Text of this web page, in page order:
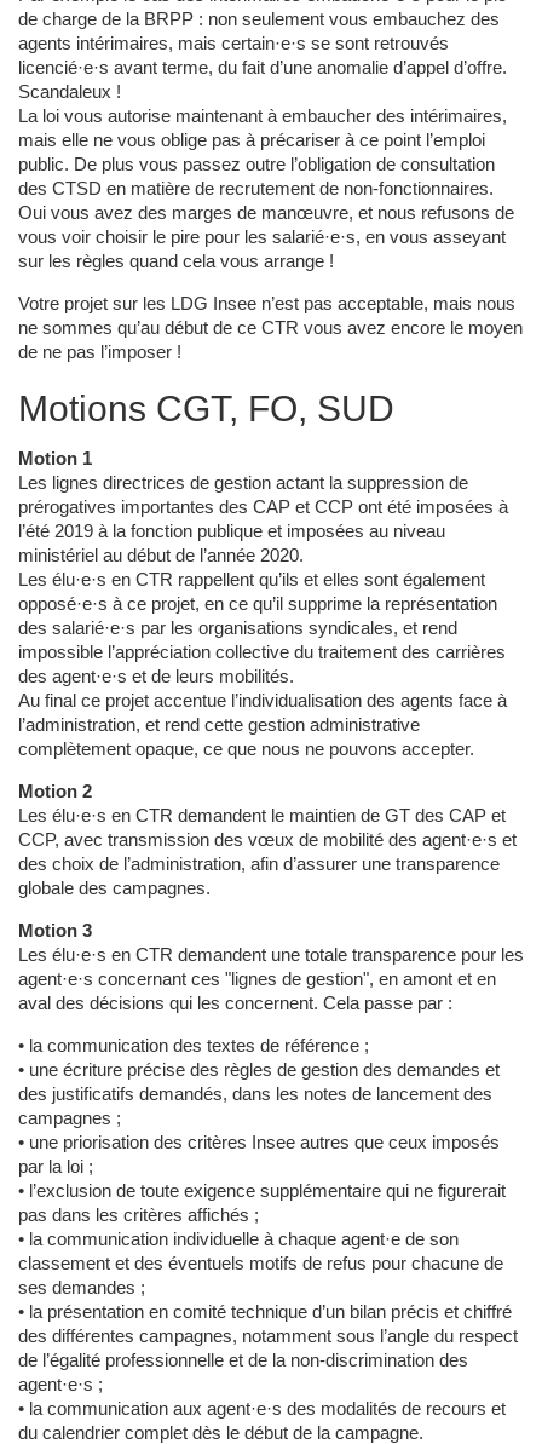
de charge de la BRPP : non seulement vous embauchez des
agents intérimaires, mais certain·e·s se sont retrouvés
licencié·e·s avant terme, du fait d’une anomalie d’appel d’offre.
Scandaleux !
La loi vous autorise maintenant à embaucher des intérimaires,
mais elle ne vous oblige pas à précariser à ce point l’emploi
public. De plus vous passez outre l’obligation de consultation
des CTSD en matière de recrutement de non-fonctionnaires.
Oui vous avez des marges de manœuvre, et nous refusons de
vous voir choisir le pire pour les salarié·e·s, en vous asseyant
sur les règles quand cela vous arrange !
Votre projet sur les LDG Insee n’est pas acceptable, mais nous
ne sommes qu’au début de ce CTR vous avez encore le moyen
de ne pas l’imposer !
Motions CGT, FO, SUD
Motion 1
Les lignes directrices de gestion actant la suppression de
prérogatives importantes des CAP et CCP ont été imposées à
l’été 2019 à la fonction publique et imposées au niveau
ministériel au début de l’année 2020.
Les élu·e·s en CTR rappellent qu’ils et elles sont également
opposé·e·s à ce projet, en ce qu’il supprime la représentation
des salarié·e·s par les organisations syndicales, et rend
impossible l’appréciation collective du traitement des carrières
des agent·e·s et de leurs mobilités.
Au final ce projet accentue l’individualisation des agents face à
l’administration, et rend cette gestion administrative
complètement opaque, ce que nous ne pouvons accepter.
Motion 2
Les élu·e·s en CTR demandent le maintien de GT des CAP et
CCP, avec transmission des vœux de mobilité des agent·e·s et
des choix de l’administration, afin d’assurer une transparence
globale des campagnes.
Motion 3
Les élu·e·s en CTR demandent une totale transparence pour les
agent·e·s concernant ces "lignes de gestion", en amont et en
aval des décisions qui les concernent. Cela passe par :
• la communication des textes de référence ;
• une écriture précise des règles de gestion des demandes et
des justificatifs demandés, dans les notes de lancement des
campagnes ;
• une priorisation des critères Insee autres que ceux imposés
par la loi ;
• l’exclusion de toute exigence supplémentaire qui ne figurerait
pas dans les critères affichés ;
• la communication individuelle à chaque agent·e de son
classement et des éventuels motifs de refus pour chacune de
ses demandes ;
• la présentation en comité technique d’un bilan précis et chiffré
des différentes campagnes, notamment sous l’angle du respect
de l’égalité professionnelle et de la non-discrimination des
agent·e·s ;
• la communication aux agent·e·s des modalités de recours et
du calendrier complet dès le début de la campagne.